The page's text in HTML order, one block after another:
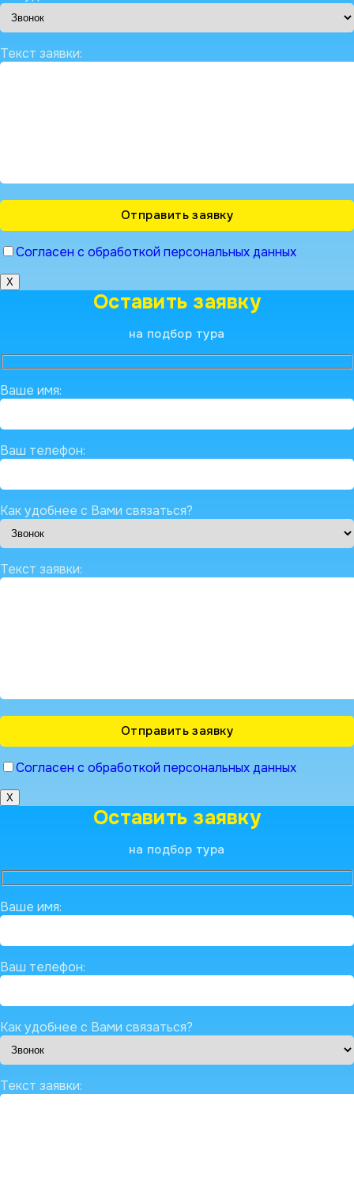
Текст заявки:
Согласен с обработкой персональных данных
X
Оставить заявку
на подбор тура
Ваше имя:
Ваш телефон:
Как удобнее с Вами связаться?
Текст заявки:
Согласен с обработкой персональных данных
X
Оставить заявку
на подбор тура
Ваше имя:
Ваш телефон:
Как удобнее с Вами связаться?
Текст заявки: